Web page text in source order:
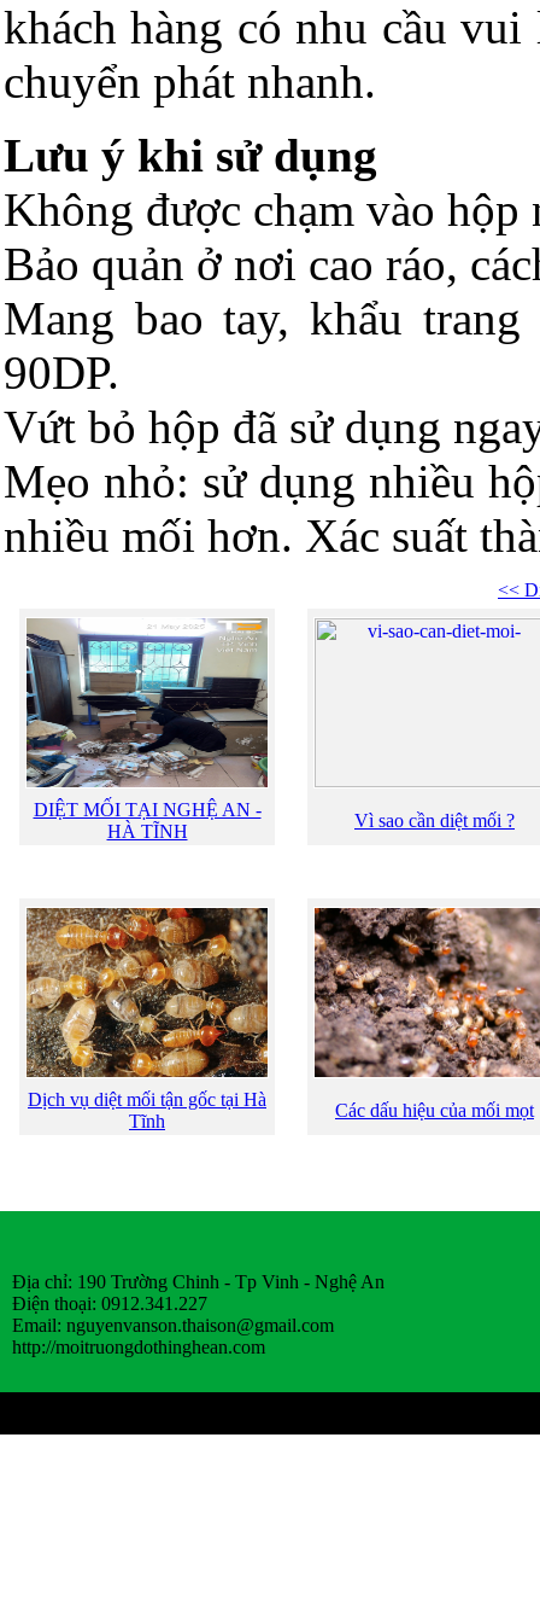
khách hàng có nhu cầu
chuyển phát nhanh.
Lưu ý khi sử dụng
Không được chạm vào
Bảo quản ở nơi cao ráo,
Mang bao tay, khẩu
90DP.
Vứt bỏ hộp đã sử dụng
Mẹo nhỏ: sử dụng nhiều
nhiều mối hơn. Xác suất
<<
DIỆT MỐI TẠI NGHỆ AN -
HÀ TĨNH
Vì sao cần diệt mối ?
Dịch vụ diệt mối tận gốc tại Hà
Tĩnh
Các dấu hiệu của mối mọt
Địa chỉ: 190 Trường Chinh - Tp Vinh - Nghệ An
Điện thoại: 0912.341.227
Email: nguyenvanson.thaison@gmail.com
http://moitruongdothinghean.com